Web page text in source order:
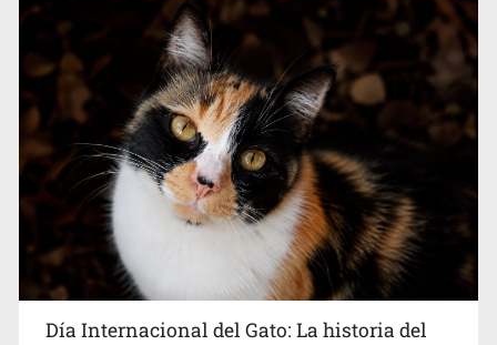
Día Internacional del Gato: La historia del